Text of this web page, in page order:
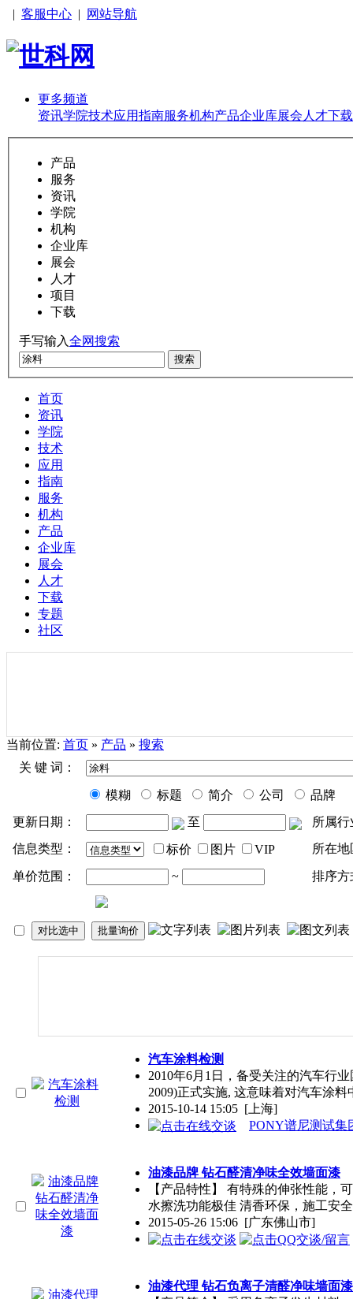
| 客服中心 | 网站导航
更多频道
资讯学院技术应用指南服务机构产品企业库展会 人才下载
产品
服务
资讯
学院
机构
企业库
展会
人才
项目
下载
手写输入全网搜索
搜索
首页
资讯
学院
技术
应用
指南
服务
机构
产品
企业库
展会
人才
下载
专题
社区
当前位置: 首页 » 产品 » 搜索
关 键 词：
模糊 标题 简介 公司
品牌
更新日期：
至
所属行
信息类型：
标价 图片 VIP 所在地
单价范围： ~ 排序方
汽车涂料检测
2010年6月1日，备受关注的汽车行
2009)正式实施, 这意味着对汽车涂料
2015-10-14 15:05 [上海]
PONY谱尼测试集
油漆品牌 钻石醛清净味全效墙面漆
【产品特性】 有特殊的伸张性能，
水擦洗功能极佳 清香环保，施工安
2015-05-26 15:06 [广东佛山市]
油漆代理 钻石负离子清醛净味墙面漆